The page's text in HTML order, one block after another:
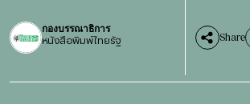
กองบรรณาธิการ
หนังสือพิมพ์ไทยรัฐ Share